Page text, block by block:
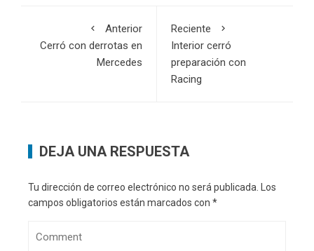
Anterior
Cerró con derrotas en
Mercedes
Reciente
Interior cerró
preparación con
Racing
DEJA UNA RESPUESTA
Tu dirección de correo electrónico no será publicada. Los
campos obligatorios están marcados con *